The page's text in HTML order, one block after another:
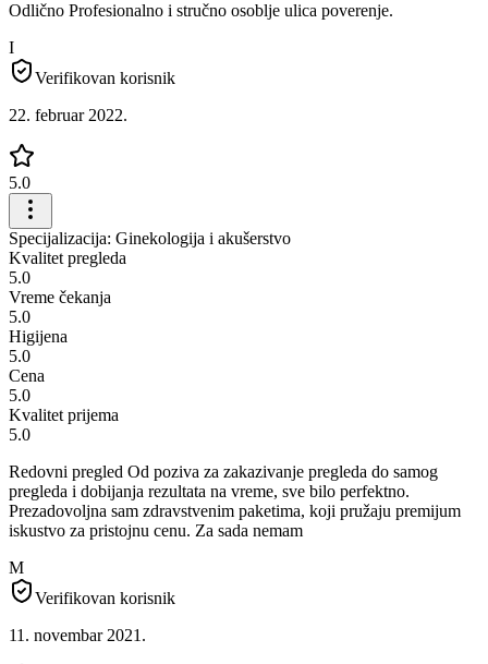
Odlično Profesionalno i stručno osoblje ulica poverenje.
I
Verifikovan korisnik
22. februar 2022.
5.0
Specijalizacija: Ginekologija i akušerstvo
Kvalitet pregleda
5.0
Vreme čekanja
5.0
Higijena
5.0
Cena
5.0
Kvalitet prijema
5.0
Redovni pregled Od poziva za zakazivanje pregleda do samog
pregleda i dobijanja rezultata na vreme, sve bilo perfektno.
Prezadovoljna sam zdravstvenim paketima, koji pružaju premijum
iskustvo za pristojnu cenu. Za sada nemam
M
Verifikovan korisnik
11. novembar 2021.